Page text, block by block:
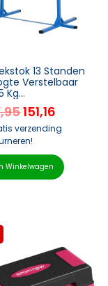
13 Standen
Verstelbaar
Kg
151,16
verzending
Winkelwagen